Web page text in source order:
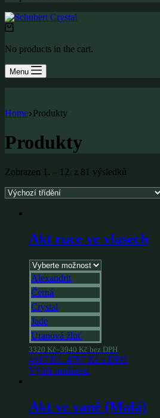
Shopping
No products in the cart.
Menu
Home Produkty
Produkty
Zobrazen 1. – 12. z 81 výsledků
Akt ruce ve vlasech
Alexandrit
Černá
Crystal
Jade
Uranová žluť
3320 Kč–3940 Kč bez DPH
4017 Kč–4767 Kč s DPH
Výběr možností
Akt ve vaně (Malá)